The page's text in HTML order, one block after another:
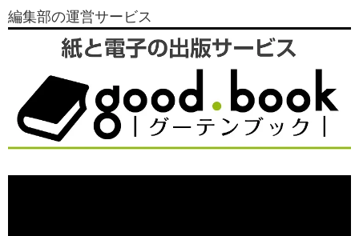
編集部の運営サービス